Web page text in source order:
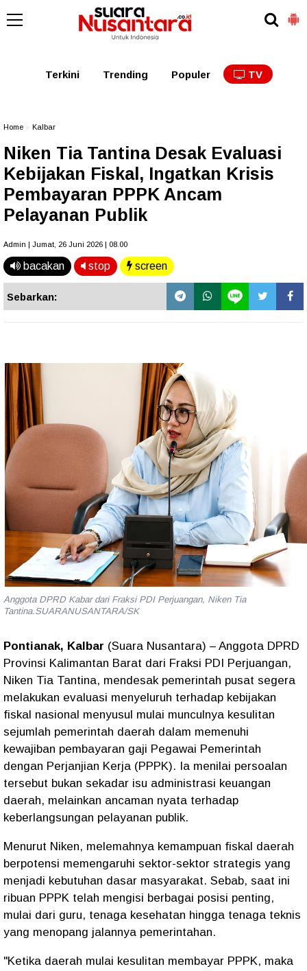
Kalbar Kalteng
Terkini Trending Populer TV
Home Kalbar
Niken Tia Tantina Desak Evaluasi
Kebijakan Fiskal, Ingatkan Krisis
Pembayaran PPPK Ancam
Pelayanan Publik
Admin | Jumat, 26 Juni 2026 | 08.00
bacakan stop screen
Sebarkan:
Anggota DPRD Kabar dari Fraksi PDI Perjuangan, Niken Tia
Tantina.SUARANUSANTARA/SK
Pontianak, Kalbar (Suara Nusantara) – Anggota DPRD
Provinsi Kalimantan Barat dari Fraksi PDI Perjuangan,
Niken Tia Tantina, mendesak pemerintah pusat segera
melakukan evaluasi menyeluruh terhadap kebijakan
fiskal nasional menyusul mulai munculnya kesulitan
sejumlah pemerintah daerah dalam memenuhi
kewajiban pembayaran gaji Pegawai Pemerintah
dengan Perjanjian Kerja (PPPK). Ia menilai persoalan
tersebut bukan sekadar isu administrasi keuangan
daerah, melainkan ancaman nyata terhadap
keberlangsungan pelayanan publik.
Menurut Niken, melemahnya kemampuan fiskal daerah
berpotensi memengaruhi sektor-sektor strategis yang
menjadi kebutuhan dasar masyarakat. Sebab, saat ini
ribuan PPPK telah mengisi berbagai posisi penting,
mulai dari guru, tenaga kesehatan hingga tenaga teknis
yang menopang jalannya pemerintahan.
"Ketika daerah mulai kesulitan membayar PPPK, maka